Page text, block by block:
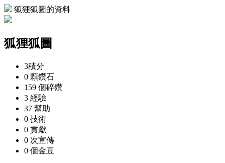
狐狸狐圖的資料
狐狸狐圖
3積分
0 顆鑽石
159 個碎鑽
3 經驗
37 幫助
0 技術
0 貢獻
0 次宣傳
0 個金豆